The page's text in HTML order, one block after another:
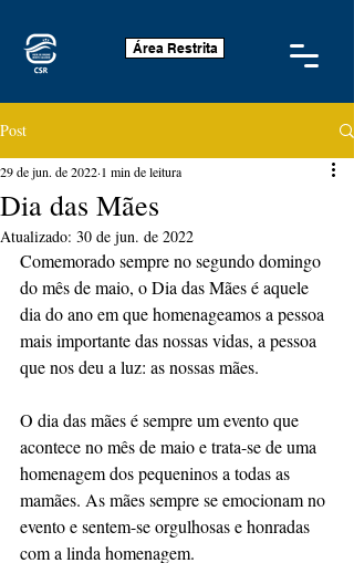
Área Restrita
Post
Dia das Mães
29 de jun. de 2022 1 min de leitura
Atualizado: 30 de jun. de 2022
Comemorado sempre no segundo domingo
do mês de maio, o Dia das Mães é aquele
dia do ano em que homenageamos a pessoa
mais importante das nossas vidas, a pessoa
que nos deu a luz: as nossas mães.
O dia das mães é sempre um evento que
acontece no mês de maio e trata-se de uma
homenagem dos pequeninos a todas as
mamães. As mães sempre se emocionam no
evento e sentem-se orgulhosas e honradas
com a linda homenagem.